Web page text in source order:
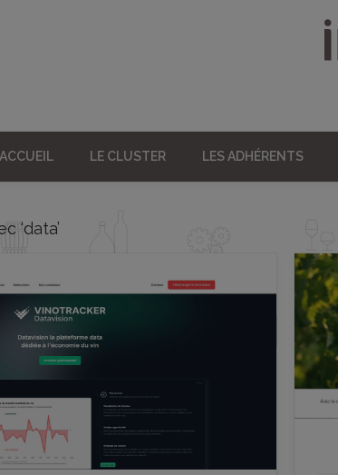
ACCUEIL LE CLUSTER LES ADHÉRENTS
‘data’